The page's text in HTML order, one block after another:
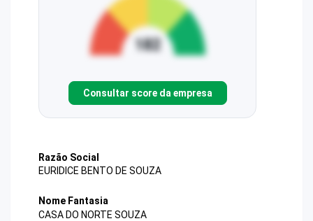
Consultar score da empresa
Razão Social
EURIDICE BENTO DE SOUZA
Nome Fantasia
CASA DO NORTE SOUZA